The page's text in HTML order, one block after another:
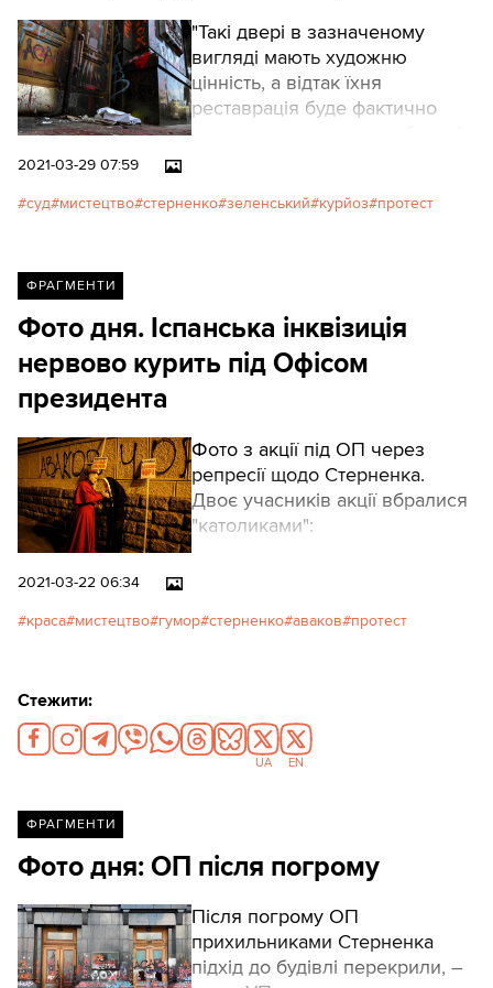
"Такі двері в зазначеному
вигляді мають художню
цінність, а відтак їхня
реставрація буде фактично
2021-03-29 07:59
суд мистецтво стерненко зеленський курйоз протест
ФРАГМЕНТИ
Фото дня. Іспанська інквізиція
нервово курить під Офісом
президента
Фото з акції під ОП через
репресії щодо Стерненка.
Двоє учасників акції вбралися
"католиками":
2021-03-22 06:34
краса мистецтво гумор стерненко аваков протест
Стежити:
UA EN
ФРАГМЕНТИ
Фото дня: ОП після погрому
Після погрому ОП
прихильниками Стерненка
підхід до будівлі перекрили, –